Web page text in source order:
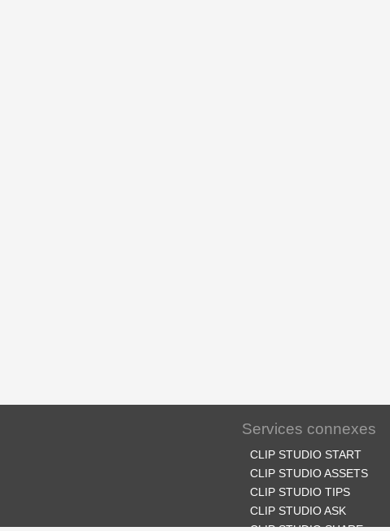
Services connexes
CLIP STUDIO START
CLIP STUDIO ASSETS
CLIP STUDIO TIPS
CLIP STUDIO ASK